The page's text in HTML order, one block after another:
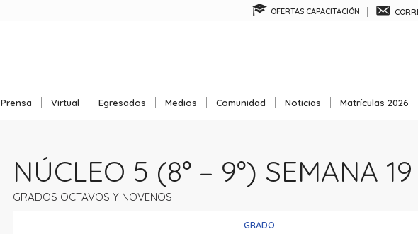
OFERTAS CAPACITACIÓN
Prensa Virtual Egresados Medios Comunidad Noticias Matrículas 2026
NÚCLEO 5 (8° – 9°) SEMANA 19
GRADOS OCTAVOS Y NOVENOS
GRADO